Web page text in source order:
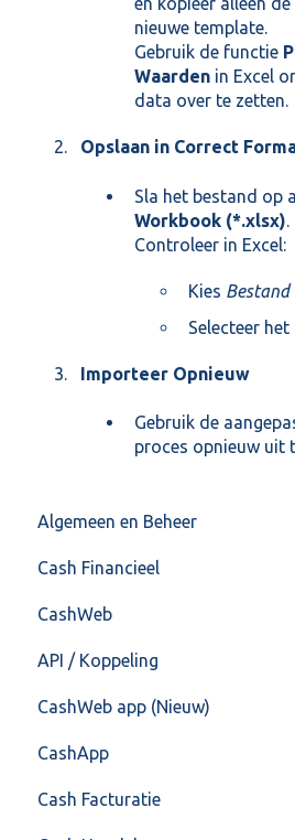
nieuwe template.
Gebruik de functie
Waarden in Excel
data over te zetten.
Opslaan in Correct
Sla het bestand op
Workbook (*.xlsx).
Controleer in Excel:
Kies Bestand
Selecteer
Importeer Opnieuw
Gebruik de
proces opnieuw uit
Algemeen en Beheer
Bank(koppeling)
Import/Export
Postbus
Training & Consultancy
Overig
Cash Financieel
Boekhoud
Fiscaal
Overig
CashWeb
CashHero Layout
Mailen vanuit CASHWeb
Algemeen gebruik
API / Koppeling
Algemeen
Api 3.0 (SOAP API)
API 4.0 (REST API)
CashWeb app (Nieuw)
Veel gestelde vragen
CashApp
Cash Facturatie